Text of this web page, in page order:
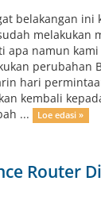
belakangan ini
melakukan
apa namun
perubahan
hari
kembali
...
Loe edasi »
Router